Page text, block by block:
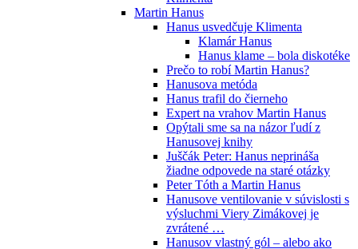
Martin Hanus
Hanus usvedčuje Klimenta
Klamár Hanus
Hanus klame – bola diskotéke
Prečo to robí Martin Hanus?
Hanusova metóda
Hanus trafil do čierneho
Expert na vrahov Martin Hanus
Opýtali sme sa na názor ľudí z
Hanusovej knihy
Juščák Peter: Hanus neprináša
žiadne odpovede na staré otázky
Peter Tóth a Martin Hanus
Hanusove ventilovanie v súvislosti s
výsluchmi Viery Zimákovej je
zvrátené …
Hanusov vlastný gól – alebo ako